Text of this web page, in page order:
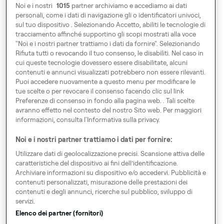
Business
Business
Raggiungici A
Via Privata del Gonfalone 2
20123 Milano
Gira l'Europa
Preferenze di consenso
Codice di Condotta
Speak up!
Termini, Condizioni Generali e Cookies
Note Legali
Noi e i nostri 1015partner archiviamo e accediamo ai dati
personali, come i dati di navigazione gli o identificatori univoci,
sul tuo dispositivo . Selezionando Accetto, abiliti le tecnologie di
tracciamento affinché supportino gli scopi mostrati alla voce
"Noi e i nostri partner trattiamo i dati da fornire". Selezionando
Rifiuta tutti o revocando il tuo consenso, le disabiliti. Nel caso in
cui queste tecnologie dovessero essere disabilitate, alcuni
contenuti e annunci visualizzati potrebbero non essere rilevanti.
Puoi accedere nuovamente a questo menu per modificare le
tue scelte o per revocare il consenso facendo clic sul link
Preferenze di consenso in fondo alla pagina web. . Tali scelte
avranno effetto nel contesto del nostro Sito web. Per maggiori
informazioni, consulta l'Informativa sulla privacy.
Noi e i nostri partner trattiamo i dati per fornire:
Utilizzare dati di geolocalizzazione precisi. Scansione attiva delle
caratteristiche del dispositivo ai fini dell’identificazione.
Archiviare informazioni su dispositivo e/o accedervi. Pubblicità e
contenuti personalizzati, misurazione delle prestazioni dei
contenuti e degli annunci, ricerche sul pubblico, sviluppo di
servizi.
Elenco dei partner (fornitori)